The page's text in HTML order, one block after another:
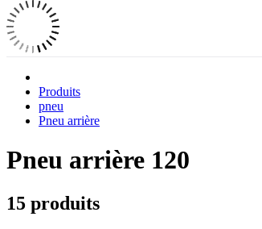
Produits
pneu
Pneu arrière
Pneu arrière 120
15 produits